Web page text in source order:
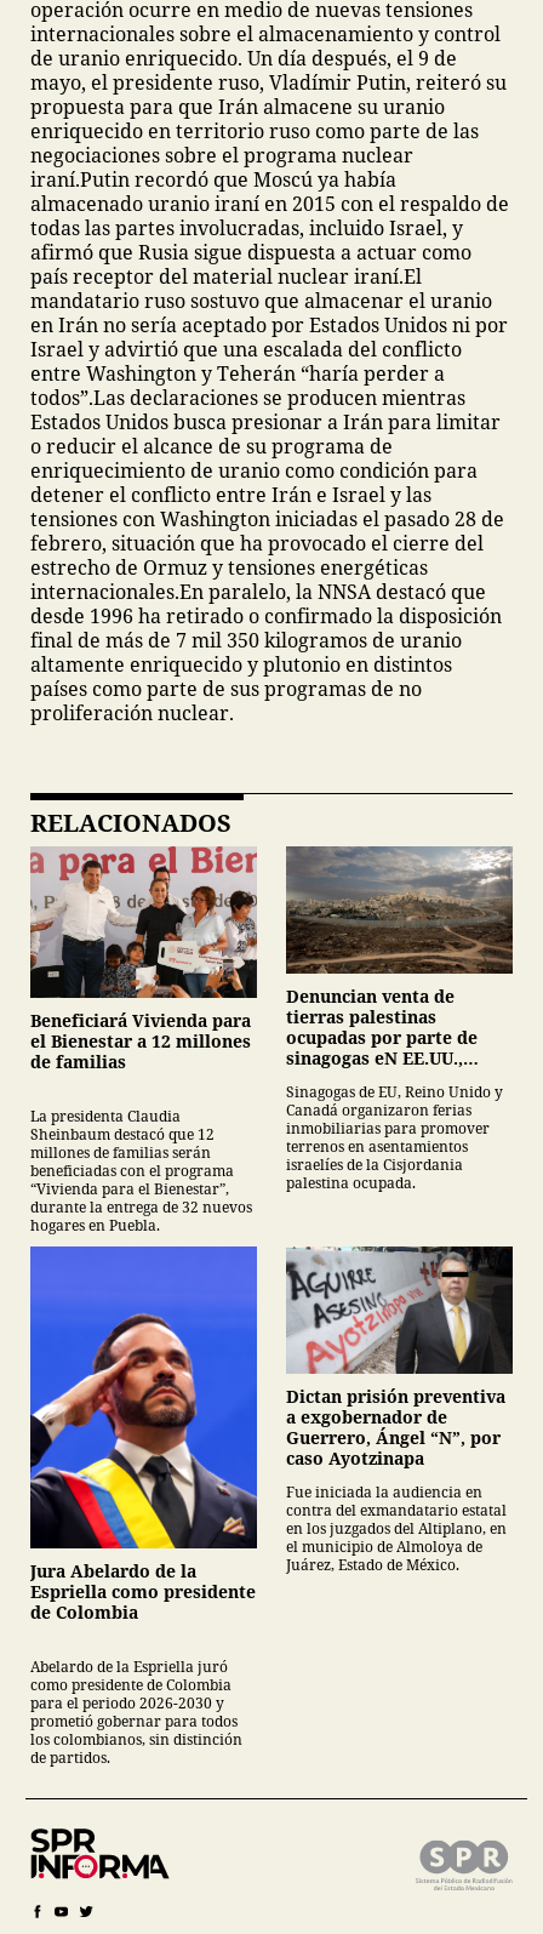
operación ocurre en medio de nuevas tensiones
internacionales sobre el almacenamiento y control
de uranio enriquecido. Un día después, el 9 de
mayo, el presidente ruso, Vladímir Putin, reiteró su
propuesta para que Irán almacene su uranio
enriquecido en territorio ruso como parte de las
negociaciones sobre el programa nuclear
iraní.Putin recordó que Moscú ya había
almacenado uranio iraní en 2015 con el respaldo de
todas las partes involucradas, incluido Israel, y
afirmó que Rusia sigue dispuesta a actuar como
país receptor del material nuclear iraní.El
mandatario ruso sostuvo que almacenar el uranio
en Irán no sería aceptado por Estados Unidos ni por
Israel y advirtió que una escalada del conflicto
entre Washington y Teherán “haría perder a
todos”.Las declaraciones se producen mientras
Estados Unidos busca presionar a Irán para limitar
o reducir el alcance de su programa de
enriquecimiento de uranio como condición para
detener el conflicto entre Irán e Israel y las
tensiones con Washington iniciadas el pasado 28 de
febrero, situación que ha provocado el cierre del
estrecho de Ormuz y tensiones energéticas
internacionales.En paralelo, la NNSA destacó que
desde 1996 ha retirado o confirmado la disposición
final de más de 7 mil 350 kilogramos de uranio
altamente enriquecido y plutonio en distintos
países como parte de sus programas de no
proliferación nuclear.
RELACIONADOS
Beneficiará Vivienda para
el Bienestar a 12 millones
de familias
La presidenta Claudia
Sheinbaum destacó que 12
millones de familias serán
beneficiadas con el programa
“Vivienda para el Bienestar”,
durante la entrega de 32 nuevos
hogares en Puebla.
Denuncian venta de
tierras palestinas
ocupadas por parte de
sinagogas eN EE.UU.,
Sinagogas de EU, Reino Unido y
Canadá organizaron ferias
inmobiliarias para promover
terrenos en asentamientos
israelíes de la Cisjordania
palestina ocupada.
Jura Abelardo de la
Espriella como presidente
de Colombia
Abelardo de la Espriella juró
como presidente de Colombia
para el periodo 2026-2030 y
prometió gobernar para todos
los colombianos, sin distinción
de partidos.
Dictan prisión preventiva
a exgobernador de
Guerrero, Ángel “N”, por
caso Ayotzinapa
Fue iniciada la audiencia en
contra del exmandatario estatal
en los juzgados del Altiplano, en
el municipio de Almoloya de
Juárez, Estado de México.